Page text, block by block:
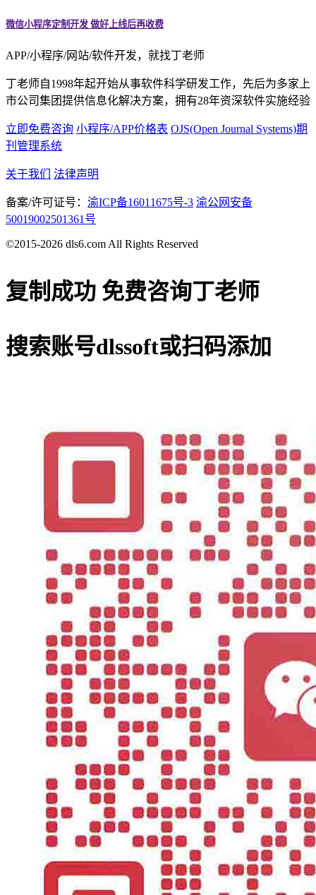
微信小程序定制开发 做好上线后再收费
APP/小程序/网站/软件开发，就找丁老师
丁老师自1998年起开始从事软件科学研发工作，先后为多家上
市公司集团提供信息化解决方案，拥有28年资深软件实施经验
立即免费咨询 小程序/APP价格表 OJS(Open Journal Systems)期
刊管理系统
关于我们 法律声明
备案/许可证号： 渝ICP备16011675号-3 渝公网安备
50019002501361号
©2015-2026 dls6.com All Rights Reserved
复制成功 免费咨询丁老师
搜索账号dlssoft或扫码添加